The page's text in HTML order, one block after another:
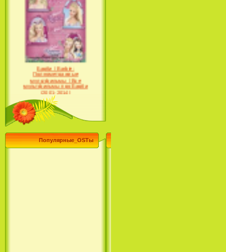
Барби / Barbie:
Полнометражные
мультфильмы / Все
мультфильмы про Барби
(2001-2014)
Популярные_OSTы